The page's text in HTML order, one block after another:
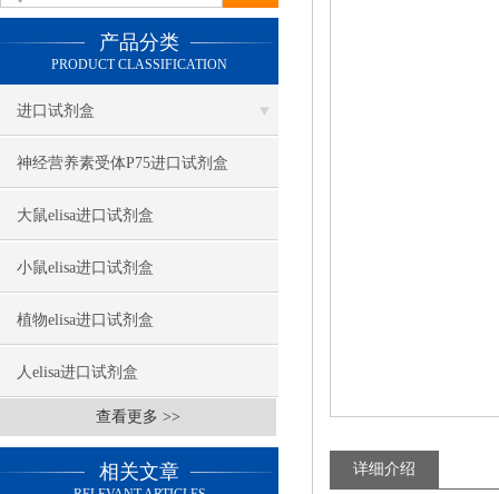
产品分类
PRODUCT CLASSIFICATION
进口试剂盒
神经营养素受体P75进口试剂盒
大鼠elisa进口试剂盒
小鼠elisa进口试剂盒
植物elisa进口试剂盒
人elisa进口试剂盒
查看更多 >>
相关文章 详细介绍